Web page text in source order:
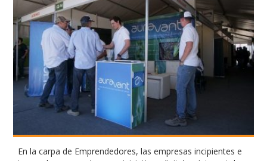
En la carpa de Emprendedores, las empresas incipientes e